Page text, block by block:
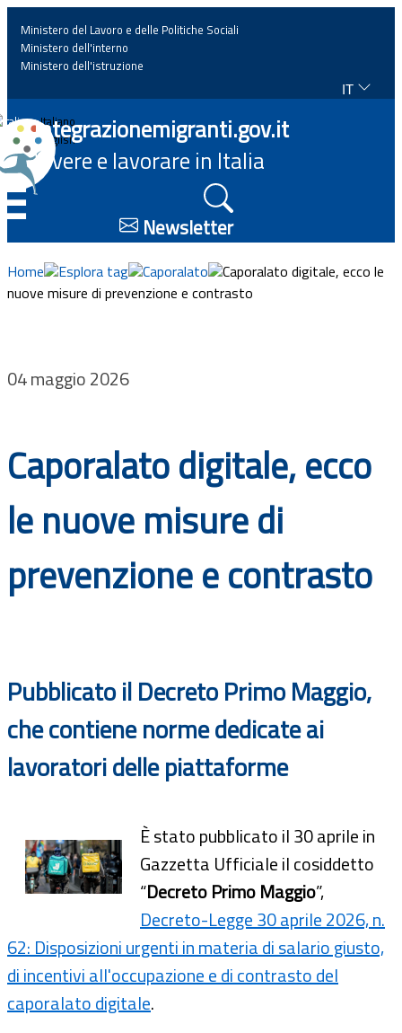
Home
News
Approfondimenti
Eventi
Progetti
Bandi
Guide
Ministero del Lavoro e delle Politiche Sociali
Ministero dell'interno
Ministero dell'istruzione
IT
Italiano
English
Integrazionemigranti.gov.it
Vivere e lavorare in Italia
Newsletter
Home Esplora tag Caporalato
Caporalato digitale, ecco le
nuove misure di prevenzione e contrasto
04 maggio 2026
Caporalato digitale, ecco
le nuove misure di
prevenzione e contrasto
Pubblicato il Decreto Primo Maggio,
che contiene norme dedicate ai
lavoratori delle piattaforme
È stato pubblicato il 30 aprile in
Gazzetta Ufficiale il cosiddetto
“Decreto Primo Maggio”,
Decreto-Legge 30 aprile 2026, n.
62: Disposizioni urgenti in materia di salario giusto,
di incentivi all'occupazione e di contrasto del
caporalato digitale.